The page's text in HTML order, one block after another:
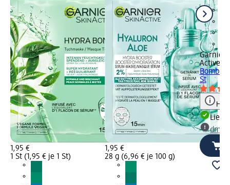
1,95 €
1 St (1,95 € je 1 St)
1,95 €
28 g (6,96 € je 100 g)
Garnier
Active
Bomb
St
dm